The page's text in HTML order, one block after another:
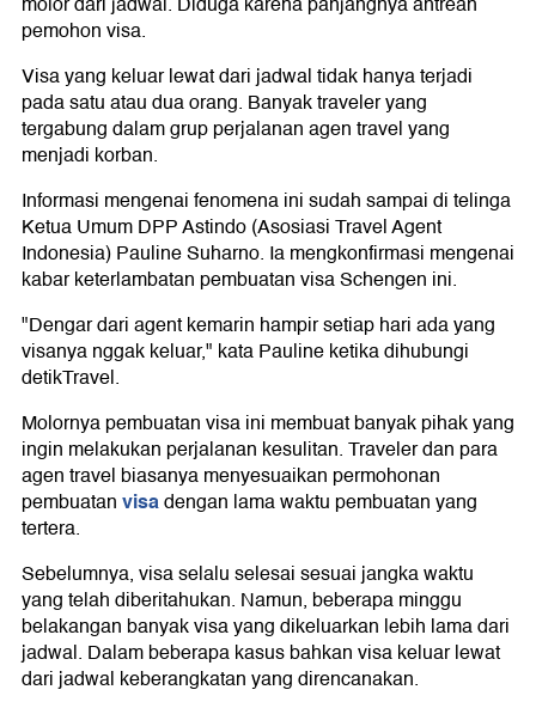
pemohon visa.
Visa yang keluar lewat dari jadwal tidak hanya terjadi
pada satu atau dua orang. Banyak traveler yang
tergabung dalam grup perjalanan agen travel yang
menjadi korban.
Informasi mengenai fenomena ini sudah sampai di telinga
Ketua Umum DPP Astindo (Asosiasi Travel Agent
Indonesia) Pauline Suharno. Ia mengkonfirmasi mengenai
kabar keterlambatan pembuatan visa Schengen ini.
"Dengar dari agent kemarin hampir setiap hari ada yang
visanya nggak keluar," kata Pauline ketika dihubungi
detikTravel.
Molornya pembuatan visa ini membuat banyak pihak yang
ingin melakukan perjalanan kesulitan. Traveler dan para
agen travel biasanya menyesuaikan permohonan
pembuatanvisadengan lama waktu pembuatan yang
tertera.
Sebelumnya, visa selalu selesai sesuai jangka waktu
yang telah diberitahukan. Namun, beberapa minggu
belakangan banyak visa yang dikeluarkan lebih lama dari
jadwal. Dalam beberapa kasus bahkan visa keluar lewat
dari jadwal keberangkatan yang direncanakan.